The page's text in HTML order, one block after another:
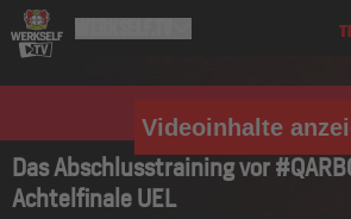
Videoinhalte
Das Abschlusstraining vor
Achtelfinale UEL